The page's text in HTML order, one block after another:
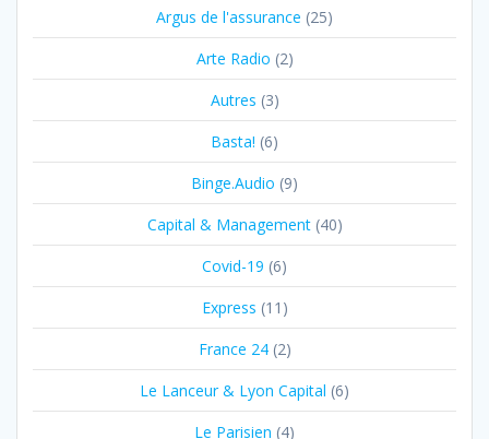
Argus de l'assurance (25)
Arte Radio (2)
Autres (3)
Basta! (6)
Binge.Audio (9)
Capital & Management(40)
Covid-19 (6)
Express (11)
France 24(2)
Le Lanceur & Lyon Capital (6)
Le Parisien (4)